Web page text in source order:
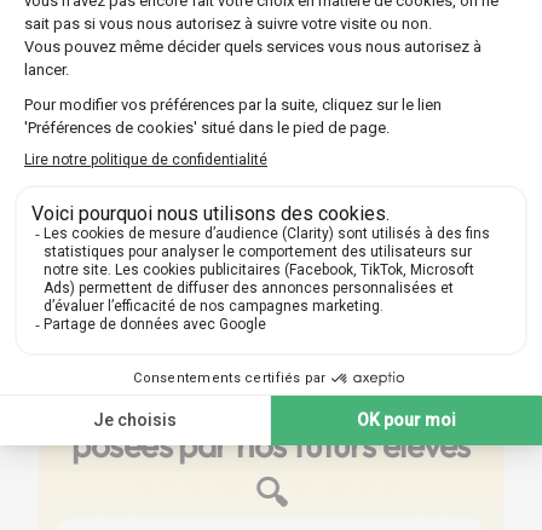
Optez pour l'une des multiples formules offertes
toute l'année ou un stage intensif plus court.
Découvrir nos professeurs
Réponses aux questions
posées par nos futurs élèves
🔍